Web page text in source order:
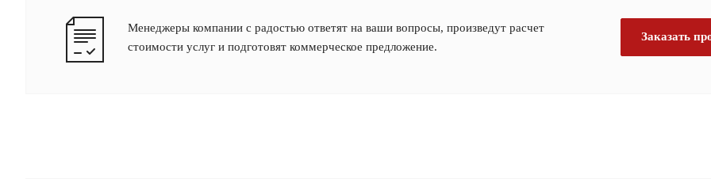
Менеджеры компании с радостью ответят на ваши вопросы, произведут расчет
стоимости услуг и подготовят коммерческое предложение.
Заказать